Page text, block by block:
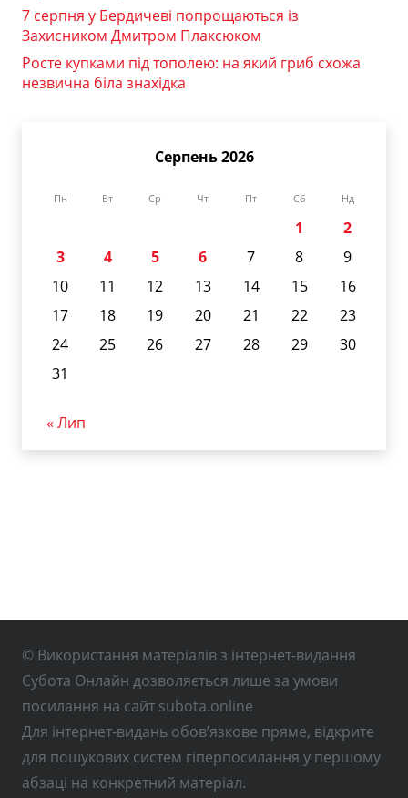
7 серпня у Бердичеві попрощаються із
Захисником Дмитром Плаксюком
Росте купками під тополею: на який гриб схожа
незвична біла знахідка
Серпень 2026
Пн Вт Ср Чт Пт Сб Нд
1
2
3
4 5 6 7 8
9
10
11 12 13 14 15
16
17
18 19 20 21 22
23
24
25 26 27 28 29
30
31
« Лип
© Використання матеріалів з інтернет-видання
Субота Онлайн дозволяється лише за умови
посилання на сайт subota.online
Для інтернет-видань обов’язкове пряме, відкрите
для пошукових систем гіперпосилання у першому
абзаці на конкретний матеріал.